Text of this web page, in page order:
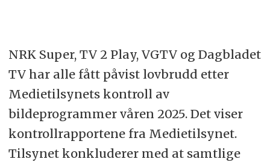
NRK Super, TV 2 Play, VGTV og Dagbladet
TV har alle fått påvist lovbrudd etter
Medietilsynets kontroll av
bildeprogrammer våren 2025. Det viser
kontrollrapportene fra Medietilsynet.
Tilsynet konkluderer med at samtlige